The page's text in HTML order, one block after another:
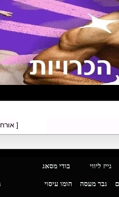
[
ליווי בודי
גבר מעסה הומו עיסוי